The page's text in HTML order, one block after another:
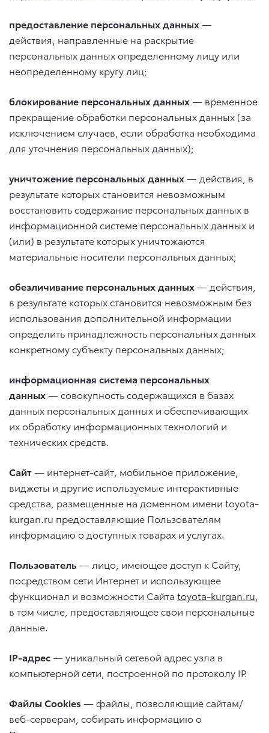
предоставление персональных данных—
действия, направленные на раскрытие
персональных данных определенному лицу или
неопределенному кругу лиц;
блокирование персональных данных— временное
прекращение обработки персональных данных (за
исключением случаев, если обработка необходима
для уточнения персональных данных);
уничтожение персональных данных— действия, в
результате которых становится невозможным
восстановить содержание персональных данных в
информационной системе персональных данных и
(или) в результате которых уничтожаются
материальные носители персональных данных;
обезличивание персональных данных— действия,
в результате которых становится невозможным без
использования дополнительной информации
определить принадлежность персональных данных
конкретному субъекту персональных данных;
информационная система персональных
данных— совокупность содержащихся в базах
данных персональных данных и обеспечивающих
их обработку информационных технологий и
технических средств.
Сайт— интернет-сайт, мобильное приложение,
виджеты и другие используемые интерактивные
средства, размещенные на доменном имени toyota-
kurgan.ru предоставляющие Пользователям
информацию о доступных товарах и услугах.
Пользователь — лицо, имеющее доступ к Сайту,
посредством сети Интернет и использующее
функционал и возможности Сайта toyota-kurgan.ru
в том числе, предоставляющее свои персональные
данные.
IP-адрес— уникальный сетевой адрес узла в
компьютерной сети, построенной по протоколу IP.
ФайлыCookies — файлы, позволяющие сайтам/
веб-серверам, собирать информацию о